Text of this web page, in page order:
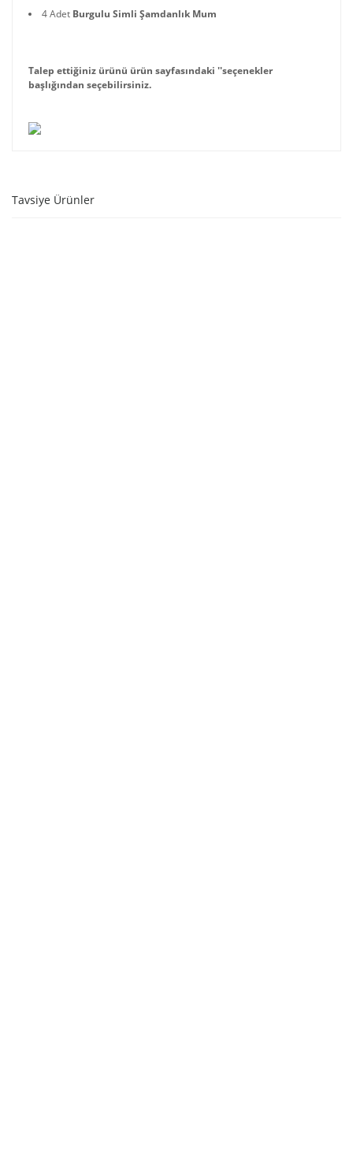
4 Adet Burgulu Simli Şamdanlık Mum
Talep ettiğiniz ürünü ürün sayfasındaki ''seçenekler
başlığından seçebilirsiniz.
Tavsiye Ürünler